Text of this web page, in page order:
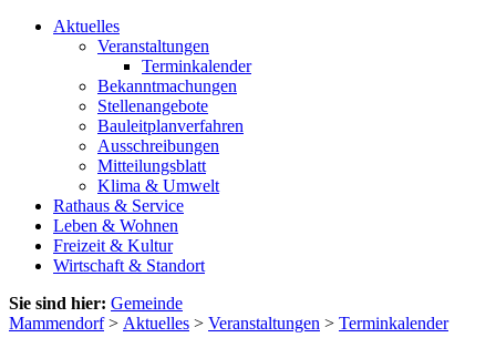
Aktuelles
Veranstaltungen
Terminkalender
Bekanntmachungen
Stellenangebote
Bauleitplanverfahren
Ausschreibungen
Mitteilungsblatt
Klima & Umwelt
Rathaus & Service
Leben & Wohnen
Freizeit & Kultur
Wirtschaft & Standort
Sie sind hier: Gemeinde
Mammendorf> Aktuelles > Veranstaltungen > Terminkalender